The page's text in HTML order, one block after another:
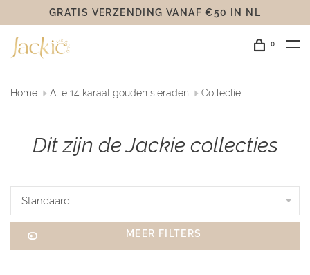
GRATIS VERZENDING VANAF €50 IN NL
0
Home Alle 14 karaat gouden sieraden Collectie
Dit zijn de Jackie collecties
Standaard
MEER FILTERS